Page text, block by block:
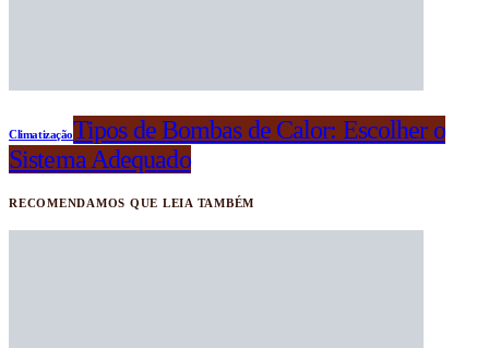
ClimatizaçãoTipos de Bombas de Calor: Escolher o
Sistema Adequado
RECOMENDAMOS QUE LEIA TAMBÉM